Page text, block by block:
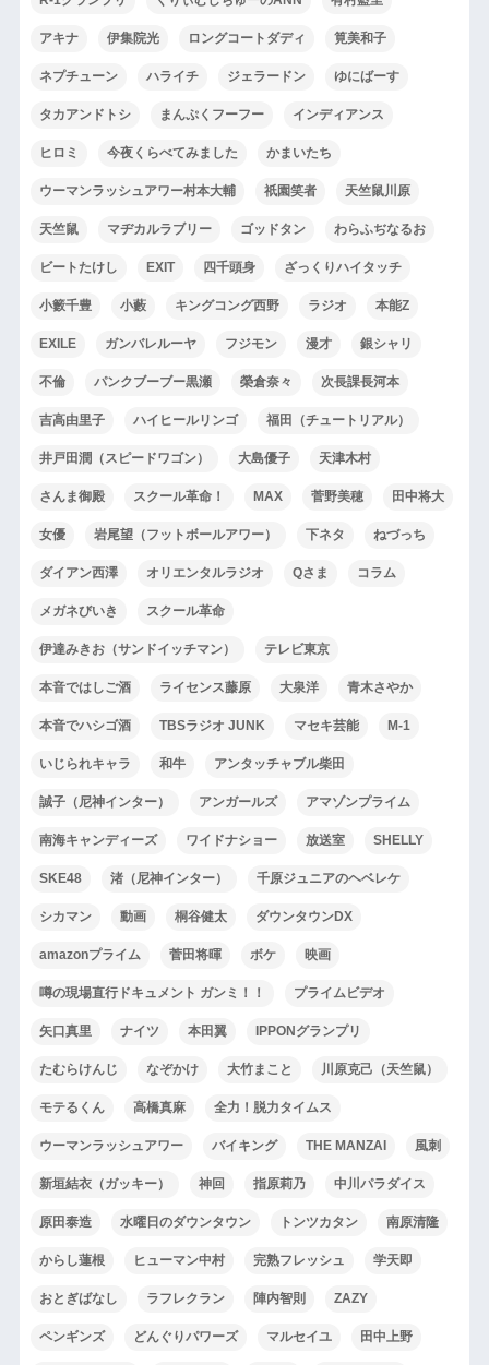
アキナ 伊集院光 ロングコートダディ 筧美和子
ネプチューン ハライチ ジェラードン ゆにばーす
タカアンドトシ まんぷくフーフー インディアンス
ヒロミ 今夜くらべてみました かまいたち
ウーマンラッシュアワー村本大輔 祇園笑者 天竺鼠川原
天竺鼠 マヂカルラブリー ゴッドタン わらふぢなるお
ビートたけし EXIT 四千頭身 ざっくりハイタッチ
小籔千豊 小藪 キングコング西野 ラジオ 本能Z
EXILE ガンバレルーヤ フジモン 漫才 銀シャリ
不倫 パンクブーブー黒瀬 榮倉奈々 次長課長河本
吉高由里子 ハイヒールリンゴ 福田（チュートリアル）
井戸田潤（スピードワゴン） 大島優子 天津木村
さんま御殿 スクール革命！ MAX 菅野美穂 田中将大
女優 岩尾望（フットボールアワー） 下ネタ ねづっち
ダイアン西澤 オリエンタルラジオ Qさま コラム
メガネびいき スクール革命
伊達みきお（サンドイッチマン） テレビ東京
本音ではしご酒 ライセンス藤原 大泉洋 青木さやか
本音でハシゴ酒 TBSラジオ JUNK マセキ芸能 M-1
いじられキャラ 和牛 アンタッチャブル柴田
誠子（尼神インター） アンガールズ アマゾンプライム
南海キャンディーズ ワイドナショー 放送室 SHELLY
SKE48 渚（尼神インター） 千原ジュニアのヘベレケ
シカマン 動画 桐谷健太 ダウンタウンDX
amazonプライム 菅田将暉 ボケ 映画
噂の現場直行ドキュメント ガンミ！！ プライムビデオ
矢口真里 ナイツ 本田翼 IPPONグランプリ
たむらけんじ なぞかけ 大竹まこと 川原克己（天竺鼠）
モテるくん 高橋真麻 全力！脱力タイムス
ウーマンラッシュアワー バイキング THE MANZAI 風刺
新垣結衣（ガッキー） 神回 指原莉乃 中川パラダイス
原田泰造 水曜日のダウンタウン トンツカタン 南原清隆
からし蓮根 ヒューマン中村 完熟フレッシュ 学天即
おとぎばなし ラフレクラン 陣内智則 ZAZY
ペンギンズ どんぐりパワーズ マルセイユ 田中上野